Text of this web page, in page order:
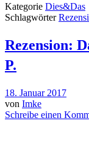
Kategorie Dies&Das
Schlagwörter
Rezension:
P.
18. Januar 2017
von Imke
Schreibe einen